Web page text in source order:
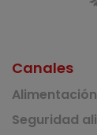
Canales
Alimentación
Seguridad